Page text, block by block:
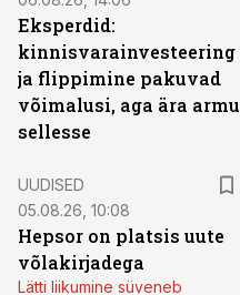
Eksperdid:
kinnisvarainvesteering
ja flippimine pakuvad
võimalusi, aga ära armu
sellesse
UUDISED
05.08.26, 10:08
Hepsor on platsis uute
võlakirjadega
Lätti liikumine süveneb